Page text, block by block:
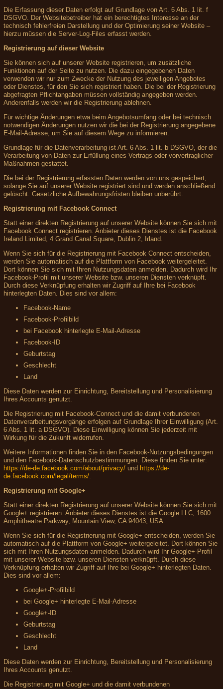
Die Erfassung dieser Daten erfolgt auf Grundlage von Art. 6 Abs. 1 lit. f
DSGVO. Der Websitebetreiber hat ein berechtigtes Interesse an der
technisch fehlerfreien Darstellung und der Optimierung seiner Website –
hierzu müssen die Server-Log-Files erfasst werden.
Registrierung auf dieser Website
Sie können sich auf unserer Website registrieren, um zusätzliche
Funktionen auf der Seite zu nutzen. Die dazu eingegebenen Daten
verwenden wir nur zum Zwecke der Nutzung des jeweiligen Angebotes
oder Dienstes, für den Sie sich registriert haben. Die bei der Registrierung
abgefragten Pflichtangaben müssen vollständig angegeben werden.
Anderenfalls werden wir die Registrierung ablehnen.
Für wichtige Änderungen etwa beim Angebotsumfang oder bei technisch
notwendigen Änderungen nutzen wir die bei der Registrierung angegebene
E-Mail-Adresse, um Sie auf diesem Wege zu informieren.
Grundlage für die Datenverarbeitung ist Art. 6 Abs. 1 lit. b DSGVO, der die
Verarbeitung von Daten zur Erfüllung eines Vertrags oder vorvertraglicher
Maßnahmen gestattet.
Die bei der Registrierung erfassten Daten werden von uns gespeichert,
solange Sie auf unserer Website registriert sind und werden anschließend
gelöscht. Gesetzliche Aufbewahrungsfristen bleiben unberührt.
Registrierung mit Facebook Connect
Statt einer direkten Registrierung auf unserer Website können Sie sich mit
Facebook Connect registrieren. Anbieter dieses Dienstes ist die Facebook
Ireland Limited, 4 Grand Canal Square, Dublin 2, Irland.
Wenn Sie sich für die Registrierung mit Facebook Connect entscheiden,
werden Sie automatisch auf die Plattform von Facebook weitergeleitet.
Dort können Sie sich mit Ihren Nutzungsdaten anmelden. Dadurch wird Ihr
Facebook-Profil mit unserer Website bzw. unseren Diensten verknüpft.
Durch diese Verknüpfung erhalten wir Zugriff auf Ihre bei Facebook
hinterlegten Daten. Dies sind vor allem:
Facebook-Name
Facebook-Profilbild
bei Facebook hinterlegte E-Mail-Adresse
Facebook-ID
Geburtstag
Geschlecht
Land
Diese Daten werden zur Einrichtung, Bereitstellung und Personalisierung
Ihres Accounts genutzt.
Die Registrierung mit Facebook-Connect und die damit verbundenen
Datenverarbeitungsvorgänge erfolgen auf Grundlage Ihrer Einwilligung (Art.
6 Abs. 1 lit. a DSGVO). Diese Einwilligung können Sie jederzeit mit
Wirkung für die Zukunft widerrufen.
Weitere Informationen finden Sie in den Facebook-Nutzungsbedingungen
und den Facebook-Datenschutzbestimmungen. Diese finden Sie unter:
https://de-de.facebook.com/about/privacy/ und https://de-
de.facebook.com/legal/terms/.
Registrierung mit Google+
Statt einer direkten Registrierung auf unserer Website können Sie sich mit
Google+ registrieren. Anbieter dieses Dienstes ist die Google LLC, 1600
Amphitheatre Parkway, Mountain View, CA 94043, USA.
Wenn Sie sich für die Registrierung mit Google+ entscheiden, werden Sie
automatisch auf die Plattform von Google+ weitergeleitet. Dort können Sie
sich mit Ihren Nutzungsdaten anmelden. Dadurch wird Ihr Google+-Profil
mit unserer Website bzw. unseren Diensten verknüpft. Durch diese
Verknüpfung erhalten wir Zugriff auf Ihre bei Google+ hinterlegten Daten.
Dies sind vor allem:
Google+-Profilbild
bei Google+ hinterlegte E-Mail-Adresse
Google+-ID
Geburtstag
Geschlecht
Land
Diese Daten werden zur Einrichtung, Bereitstellung und Personalisierung
Ihres Accounts genutzt.
Die Registrierung mit Google+ und die damit verbundenen